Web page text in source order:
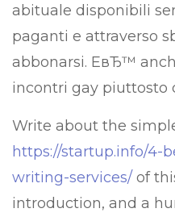
abituale disponibili
paganti e attraverso
abbonarsi. EвЂ™
incontri gay piuttosto
Write about the
https://startup.info/4-
writing-services/ of
introduction, and a